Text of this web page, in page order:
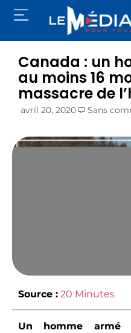
Canada : un
au moins 16
massacre de
avril 20, 2020 Sans
Source : 20 Minutes
Un homme